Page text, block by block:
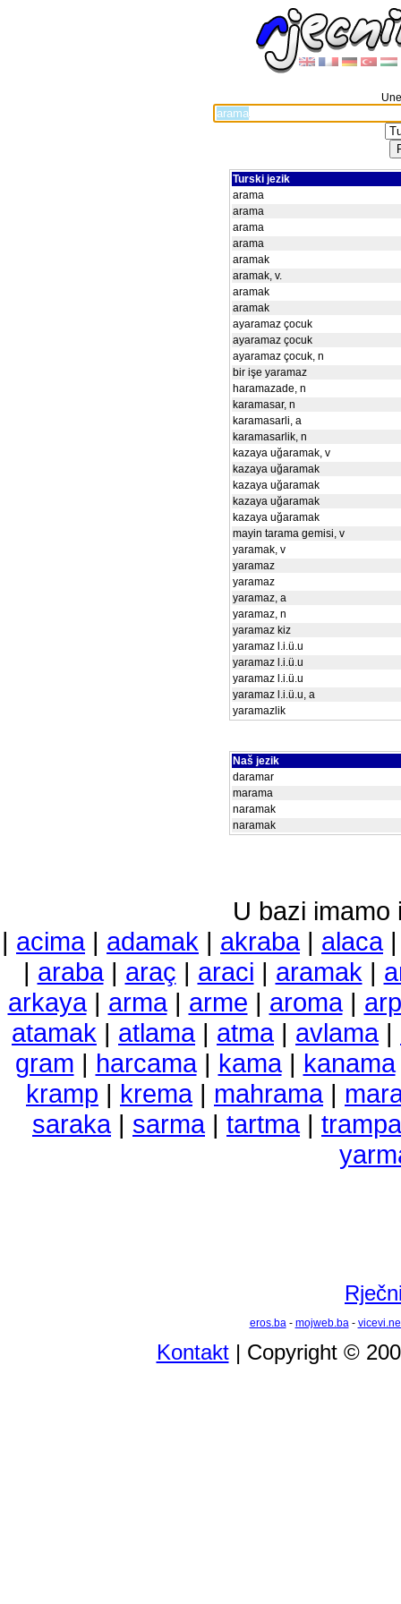
Turski jezik
arama
arama
arama
arama
aramak
aramak, v.
aramak
aramak
ayaramaz çocuk
ayaramaz çocuk
ayaramaz çocuk, n
bir işe yaramaz
haramazade, n
karamasar, n
karamasarli, a
karamasarlik, n
kazaya uğaramak, v
kazaya uğaramak
kazaya uğaramak
kazaya uğaramak
kazaya uğaramak
mayin tarama gemisi, v
yaramak, v
yaramaz
yaramaz
yaramaz, a
yaramaz, n
yaramaz kiz
yaramaz l.i.ü.u
yaramaz l.i.ü.u
yaramaz l.i.ü.u
yaramaz l.i.ü.u, a
yaramazlik
Naš jezik
daramar
marama
naramak
naramak
U bazi imamo
| acima| adamak | akraba| alaca
| araba| araç | araci | aramak |
arkaya| arma| arme | aroma|
atamak | atlama| atma| avlama|
gram | harcama| kama| kanama
kramp | krema| mahrama|
saraka| sarma| tartma| trampa
eros.ba- mojweb.ba-
Kontakt| Copyright ©